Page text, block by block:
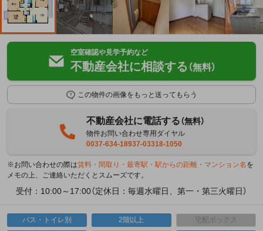
空室確認や見学予約など
不動産会社に相談する （無料）
この物件の画像をもっと送ってもらう
不動産会社に電話する（無料）
物件お問い合わせ専用ダイヤル
0037-634-18937-03318-1050
※お問い合わせの際は賃料・間取り・最寄駅・駅からの距離・マンション名 を
メモの上、ご連絡いただくとスムーズです。
受付：10:00～17:00（定休日：毎週水曜日、第一・第三火曜日）
バス・トイレ別 2階以上 宅配ボックス